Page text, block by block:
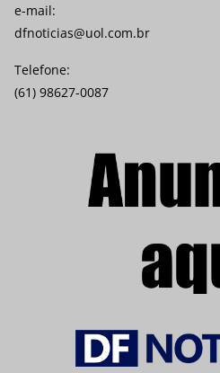
e-mail:
dfnoticias@uol.com.br
Telefone:
(61) 98627-0087